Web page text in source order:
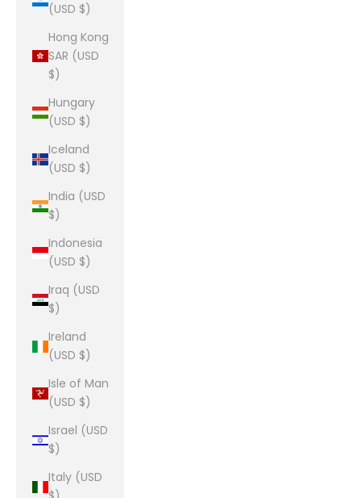
(USD $)
Hong Kong
SAR (USD
$)
Hungary
(USD $)
Iceland
(USD $)
India (USD
$)
Indonesia
(USD $)
Iraq (USD
$)
Ireland
(USD $)
Isle of Man
(USD $)
Israel (USD
$)
Italy (USD